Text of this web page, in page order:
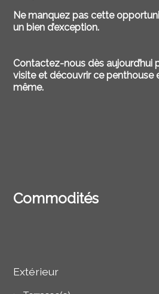
Ne manquez pas cette
un bien d’exception.
Contactez-nous dès aujourd’hui
visite et découvrir ce penthouse
même.
Commodités
Extérieur